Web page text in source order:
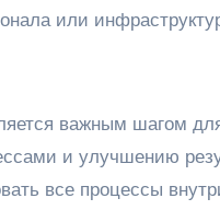
или
важным шагом
и улучшению
все процессы